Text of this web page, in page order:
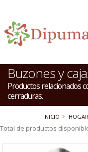
Buzones y
Productos relacionados
cerraduras.
INICIO HOGAR
Total de productos